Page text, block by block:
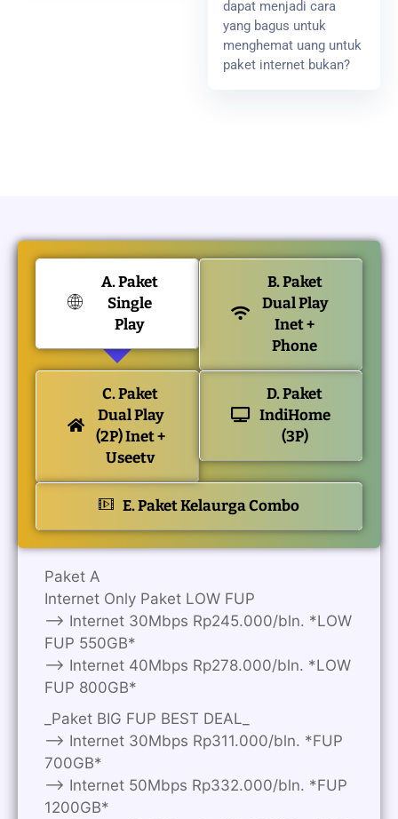
dapat menjadi cara
yang bagus untuk
menghemat uang untuk
paket internet bukan?
A. Paket
Single
Play
B. Paket
Dual Play
Inet +
Phone
C. Paket
Dual Play
(2P) Inet +
Useetv
D. Paket
IndiHome
(3P)
E. Paket Kelaurga Combo
Paket A
Internet Only Paket LOW FUP
—> Internet 30Mbps Rp245.000/bln. *LOW
FUP 550GB*
—> Internet 40Mbps Rp278.000/bln. *LOW
FUP 800GB*
_Paket BIG FUP BEST DEAL_
—> Internet 30Mbps Rp311.000/bln. *FUP
700GB*
—> Internet 50Mbps Rp332.000/bln. *FUP
1200GB*